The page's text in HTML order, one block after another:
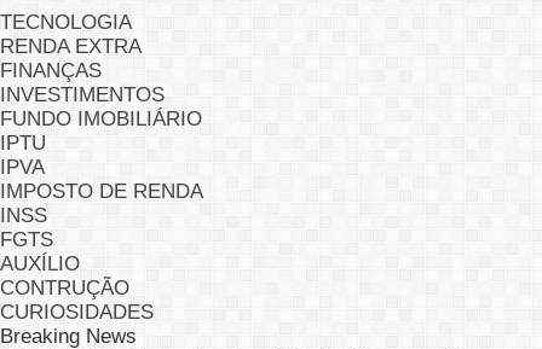
TECNOLOGIA
RENDA EXTRA
FINANÇAS
INVESTIMENTOS
FUNDO IMOBILIÁRIO
IPTU
IPVA
IMPOSTO DE RENDA
INSS
FGTS
AUXÍLIO
CONTRUÇÃO
CURIOSIDADES
Breaking News